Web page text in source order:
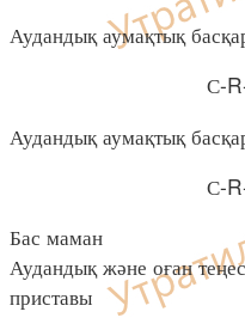
Аудандық аумақтық
С-
Аудандық аумақтық
С-
Бас маман
Аудандық және оған
приставы